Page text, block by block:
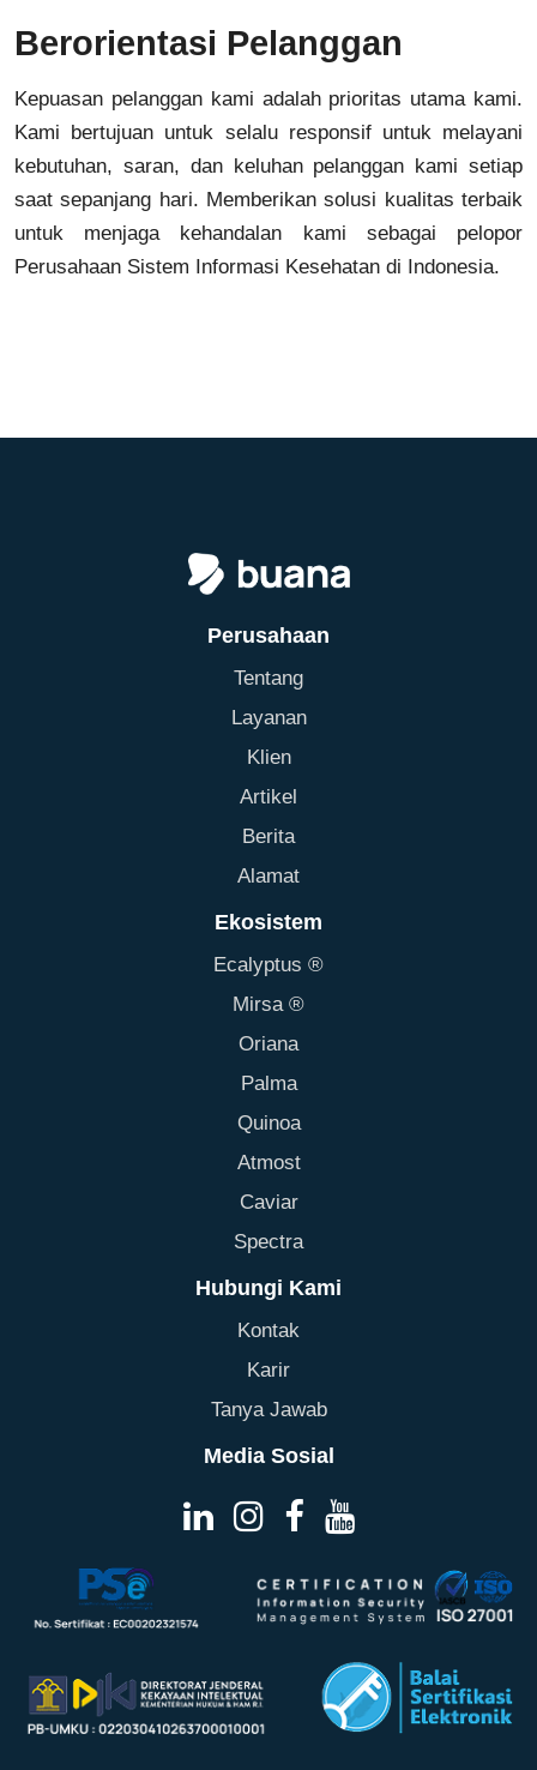
Berorientasi Pelanggan
Kepuasan pelanggan kami adalah prioritas utama kami.
Kami bertujuan untuk selalu responsif untuk melayani
kebutuhan, saran, dan keluhan pelanggan kami setiap
saat sepanjang hari. Memberikan solusi kualitas terbaik
untuk menjaga kehandalan kami sebagai pelopor
Perusahaan Sistem Informasi Kesehatan di Indonesia.
Perusahaan
Tentang
Layanan
Klien
Artikel
Berita
Alamat
Ekosistem
Ecalyptus ®
Mirsa ®
Oriana
Palma
Quinoa
Atmost
Caviar
Spectra
Hubungi Kami
Kontak
Karir
Tanya Jawab
Media Sosial